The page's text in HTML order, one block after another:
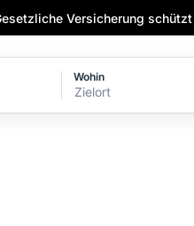
Versicherung
Wohin